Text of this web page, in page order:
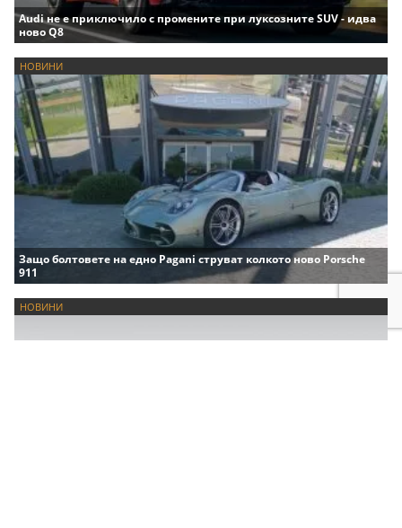
Audi не е приключило с промените при луксозните SUV - идва
ново Q8
НОВИНИ
Защо болтовете на едно Pagani струват колкото ново Porsche
911
НОВИНИ